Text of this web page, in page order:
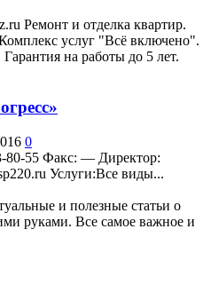
Ремонт и отделка квартир.
услуг "Всё включено".
на работы до 5 лет.
0
80-55 Факс: — Директор:
Услуги:Все виды...
и полезные статьи о
руками. Все самое важное и